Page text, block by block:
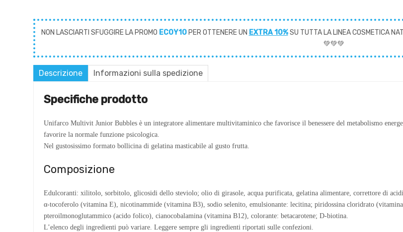
NON LASCIARTI SFUGGIRE LA PROMO ECOY10PER OTTENERE UN EXTRA 10%SU TUTTA LA LINEA COSMETICA
💚💚💚
Descrizione Informazioni sulla spedizione
Specifiche prodotto
Unifarco Multivit Junior Bubbles è un integratore alimentare multivitaminico che favorisce il benessere del metabolismo
favorire la normale funzione psicologica.
Nel gustosissimo formato bollicina di gelatina masticabile al gusto frutta.
Composizione
Edulcoranti: xilitolo, sorbitolo, glicosidi dello steviolo; olio di girasole, acqua purificata, gelatina alimentare, correttore di
α-tocoferolo (vitamina E), nicotinammide (vitamina B3), sodio selenito, emulsionante: lecitina; piridossina cloridrato
pteroilmonoglutammico (acido folico), cianocobalamina (vitamina B12), colorante: betacarotene; D-biotina.
L’elenco degli ingredienti può variare. Leggere sempre gli ingredienti riportati sulle confezioni.